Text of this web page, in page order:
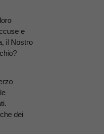
e
il Nostro
dei